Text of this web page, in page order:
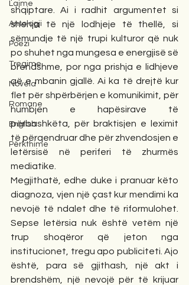
Lajme
Antologji
Poezi
Tregime
Novela
Romane
English
Përkthime
shqiptare. Ai i radhit argumentet si
shenja të një lodhjeje të thellë, si
sëmundje të një trupi kulturor që nuk
po shuhet nga mungesa e energjisë së
brendshme, por nga prishja e lidhjeve
që e mbanin gjallë. Ai ka të drejtë kur
flet për shpërbërjen e komunikimit, për
humbjen e hapësirave të
përbashkëta, për braktisjen e leximit
të përqendruar dhe për zhvendosjen e
letërsisë në periferi të zhurmës
mediatike.
Megjithatë, edhe duke i pranuar këto
diagnoza, vjen një çast kur mendimi ka
nevojë të ndalet dhe të riformulohet.
Sepse letërsia nuk është vetëm një
trup shoqëror që jeton nga
institucionet, tregu apo publiciteti. Ajo
është, para së gjithash, një akt i
brendshëm, një nevojë për të krijuar